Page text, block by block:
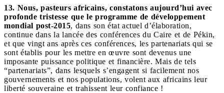
13. Nous, pasteurs africains, constatons aujourd’hui avec
profonde tristesse que le programme de développement
mondial post-2015, dans son état actuel d’élaboration,
continue dans la lancée des conférences du Caire et de Pékin,
et que vingt ans après ces conférences, les partenariats qui se
sont établis pour les mettre en œuvre sont devenus une
imposante puissance politique et financière. Mais de tels
“partenariats”, dans lesquels s’engagent si facilement nos
gouvernements et nos populations, volent aux africains leur
liberté souveraine et trahissent leur confiance !